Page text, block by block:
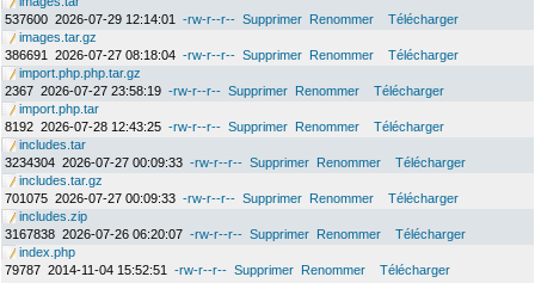
537600 2026-07-29 12:14:01 -rw-r--r-- Supprimer Renommer
Télécharger
images.tar.gz
386691
2026-07-27 08:18:04 -rw-r--r-- Supprimer Renommer
Télécharger
import.php.php.tar.gz
2367 2026-07-27 23:58:19 -rw-r--r-- Supprimer Renommer
Télécharger
import.php.tar
8192 2026-07-28 12:43:25 -rw-r--r-- Supprimer Renommer
Télécharger
includes.tar
3234304 2026-07-27 00:09:33 -rw-r--r-- Supprimer Renommer
Télécharger
includes.tar.gz
701075 2026-07-27 00:09:33 -rw-r--r-- Supprimer Renommer
Télécharger
includes.zip
3167838 2026-07-26 06:20:07 -rw-r--r-- Supprimer Renommer
Télécharger
index.php
79787 2014-11-04 15:52:51 -rw-r--r-- Supprimer Renommer
Télécharger